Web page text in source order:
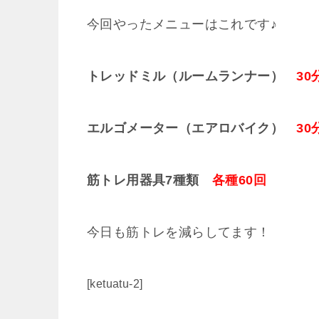
今回やったメニューはこれです♪
トレッドミル（ルームランナー）30
エルゴメーター（エアロバイク）30
筋トレ用器具7種類 各種60回
今日も筋トレを減らしてます！
[ketuatu-2]